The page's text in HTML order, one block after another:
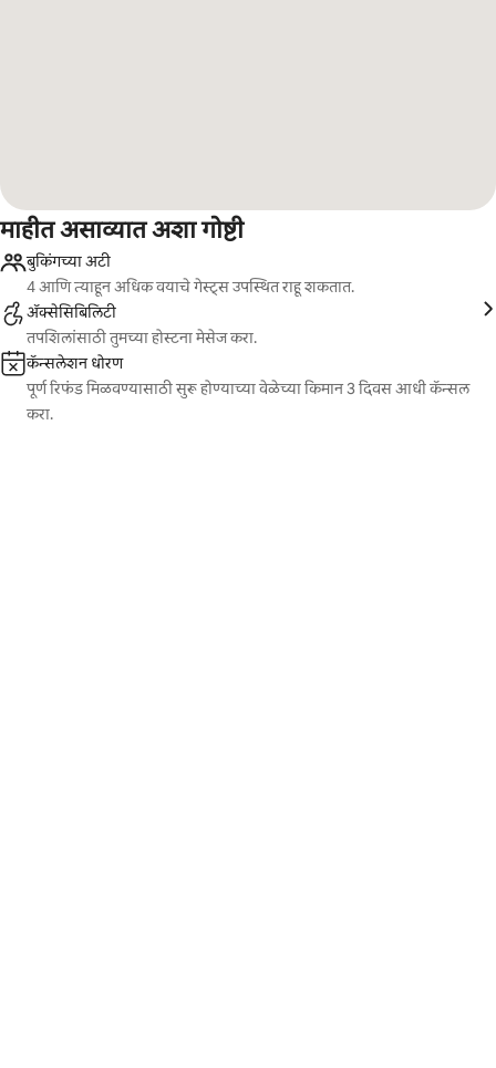
माहीत असाव्यात अशा गोष्टी
बुकिंगच्या अटी
4 आणि त्याहून अधिक वयाचे गेस्ट्स उपस्थित राहू शकतात.
ॲक्सेसिबिलिटी
तपशिलांसाठी तुमच्या होस्टना मेसेज करा.
कॅन्सलेशन धोरण
पूर्ण रिफंड मिळवण्यासाठी सुरू होण्याच्या वेळेच्या किमान 3 दिवस आधी कॅन्सल
करा.